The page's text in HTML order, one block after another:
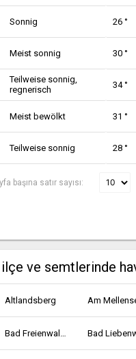
Sonnig 26 °
Meist sonnig 30 °
Teilweise sonnig,
regnerisch
34 °
Meist bewölkt 31 °
Teilweise sonnig 28 °
başına satır sayısı:
ve semtlerinde
Altlandsberg Am
Bad Freienwalde